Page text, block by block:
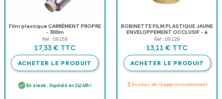
Film plastique CARRÉMENT PROPRE
- 300m
Réf : 09159
17,33 € TTC
ACHETER LE PRODUIT
En stock- Expédié en 24/48h !
BOBINETTE FILM PLASTIQUE JAUNE
ENVELOPPEMENT OCCLUSIF - à
l'unité
Réf : 09129
13,11 € TTC
ACHETER LE PRODUIT
En cours de réapprovisionnement